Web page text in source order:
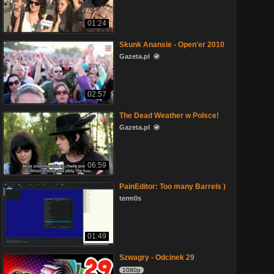
01:24
02:57
Skunk Anansie - Open'er 2010
Gazeta.pl
06:59
The Dead Weather w Polsce!
Gazeta.pl
01:49
PainEditor: Too many Barrels )
term0s
Szwagry - Odcinek 29
1080p